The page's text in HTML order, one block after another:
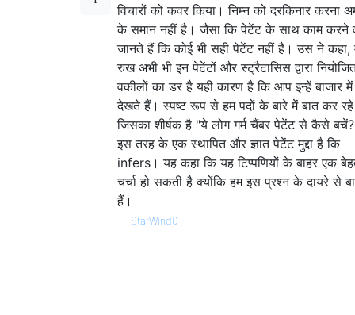
विचारों को कवर किया। निम्न को दरकिनार करना
के समान नहीं है। जैसा कि पेटेंट के साथ काम करने
जानते हैं कि कोई भी सही पेटेंट नहीं है। उस ने कहा,
रुख अभी भी इन पेटेंटों और स्ट्रैटासिस द्वारा
वकीलों का डर है यही कारण है कि आप इन्हें बाजार में
देखते हैं। स्पष्ट रूप से हम पदों के बारे में बात कर
जिसका शीर्षक है "ये लोग गर्म चैंबर पेटेंट से कैसे
इस तरह के एक स्थापित और ज्ञात पेटेंट मुद्दा है कि
infers। यह कहा कि यह टिप्पणियों के बाहर एक
चर्चा हो सकती है क्योंकि हम इस प्रश्न के दायरे से
हैं।
— StarWind0